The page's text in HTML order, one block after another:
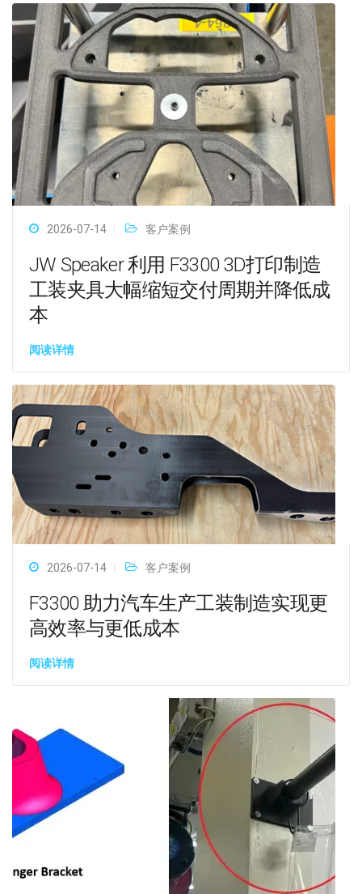
2026-07-14 客户案例
JW Speaker 利用 F3300 3D打印制造
工装夹具大幅缩短交付周期并降低成
本
阅读详情
2026-07-14 客户案例
F3300 助力汽车生产工装制造实现更
高效率与更低成本
阅读详情